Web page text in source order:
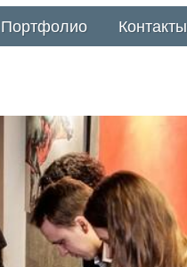
Портфолио Контакты